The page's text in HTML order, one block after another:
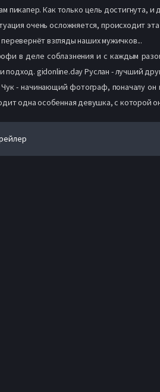
пикапер. Как только цель
очень осложняется, происходит
взгляды наших мужичков...
в деле соблазнения и с каждым
gidonline.day Руслан - лучший
- начинающий фотограф, поначалу
одна особенная девушка, с которой